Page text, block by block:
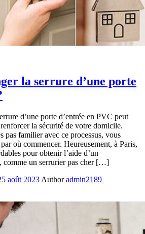
la serrure d’une porte
d’une porte d’entrée en PVC peut
la sécurité de votre domicile.
pas familier avec ce processus, vous
où commencer. Heureusement, à Paris,
pour obtenir l’aide d’un
comme un serrurier pas cher […]
août 2023 Author admin2189